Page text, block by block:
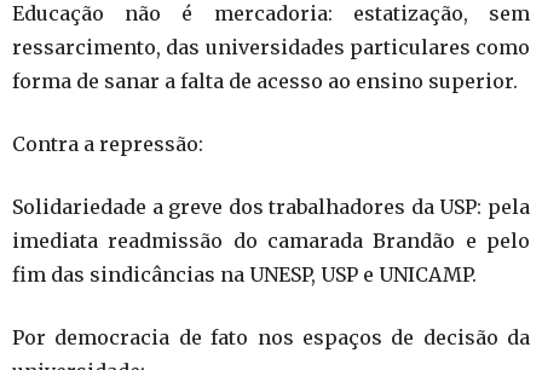
Educação não é mercadoria: estatização, sem
ressarcimento, das universidades particulares como
forma de sanar a falta de acesso ao ensino superior.
Contra a repressão:
Solidariedade a greve dos trabalhadores da USP: pela
imediata readmissão do camarada Brandão e pelo
fim das sindicâncias na UNESP, USP e UNICAMP.
Por democracia de fato nos espaços de decisão da